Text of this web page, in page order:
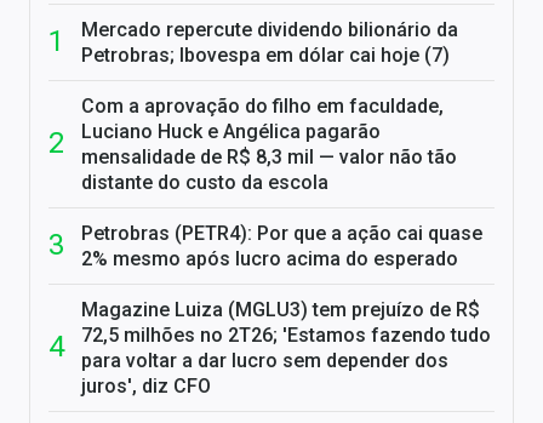
Mercado repercute dividendo bilionário da
Petrobras; Ibovespa em dólar cai hoje (7)
Com a aprovação do filho em faculdade,
Luciano Huck e Angélica pagarão
mensalidade de R$ 8,3 mil — valor não tão
distante do custo da escola
Petrobras (PETR4): Por que a ação cai quase
2% mesmo após lucro acima do esperado
Magazine Luiza (MGLU3) tem prejuízo de R$
72,5 milhões no 2T26; 'Estamos fazendo tudo
para voltar a dar lucro sem depender dos
juros', diz CFO